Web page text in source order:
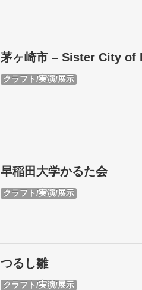
茅ヶ崎市 – Sister City of
クラフト/実演/展示
早稲田大学かるた会
クラフト/実演/展示
つるし雛
クラフト/実演/展示